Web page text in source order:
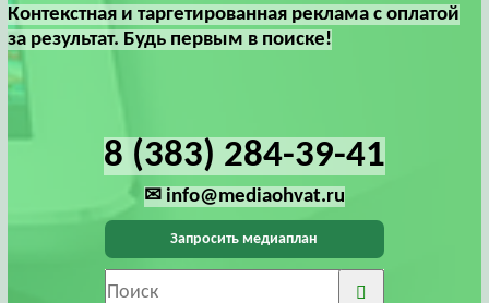
Контекстная и таргетированная реклама с оплатой
за результат. Будь первым в поиске!
8 (383) 284-39-41
✉ info@mediaohvat.ru
Запросить медиаплан